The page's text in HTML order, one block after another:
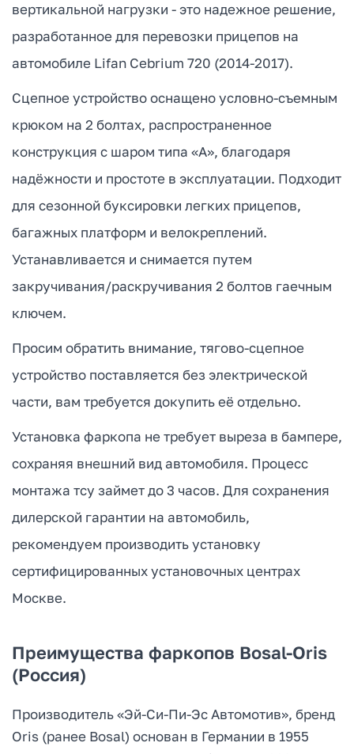
вертикальной нагрузки - это надежное решение,
разработанное для перевозки прицепов на
автомобиле Lifan Cebrium 720 (2014-2017).
Сцепное устройство оснащено условно-съемным
крюком на 2 болтах, распространенное
конструкция с шаром типа «А», благодаря
надёжности и простоте в эксплуатации. Подходит
для сезонной буксировки легких прицепов,
багажных платформ и велокреплений.
Устанавливается и снимается путем
закручивания/раскручивания 2 болтов гаечным
ключем.
Просим обратить внимание, тягово-сцепное
устройство поставляется без электрической
части, вам требуется докупить её отдельно.
Установка фаркопа не требует выреза в бампере,
сохраняя внешний вид автомобиля. Процесс
монтажа тсу займет до 3 часов. Для сохранения
дилерской гарантии на автомобиль,
рекомендуем производить установку
сертифицированных установочных центрах
Москве.
Преимущества фаркопов Bosal-Oris
(Россия)
Производитель «Эй-Си-Пи-Эс Автомотив», бренд
Oris (ранее Bosal) основан в Германии в 1955